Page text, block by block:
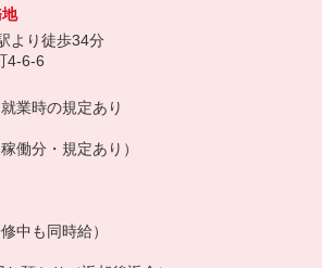
より徒歩34分
4-6-6
業時の規定あり
働分・規定あり）
中も同時給）